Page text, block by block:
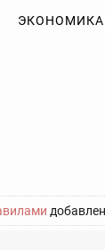
ЭКОНОМИКА